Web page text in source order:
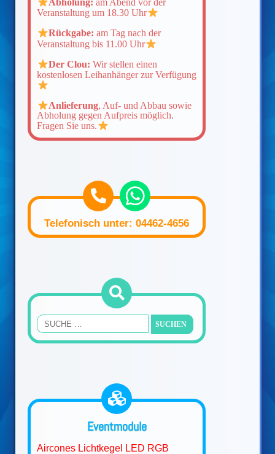
Abholung: am Abend vor der
Veranstaltung um 18.30 Uhr
Rückgabe: am Tag nach der
Veranstaltung bis 11.00 Uhr
Der Clou: Wir stellen einen
kostenlosen Leihanhänger zur Verfügung
Anlieferung, Auf- und Abbau sowie
Abholung gegen Aufpreis möglich.
Fragen Sie uns.
Telefonisch unter: 04462-4656
Eventmodule
Aircones Lichtkegel LED RGB